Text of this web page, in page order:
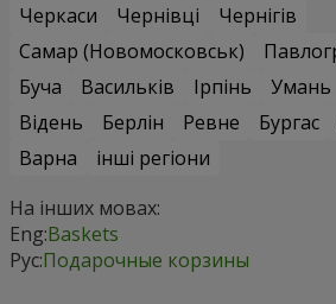
Черкаси
Чернівці
Чернігів
Самар (Новомосковськ)
Буча
Васильків Ірпінь Умань
Відень
Берлін Ревне Бургас
Варна
інші регіони
На інших мовах:
Eng:Baskets
Рус:Подарочные корзины